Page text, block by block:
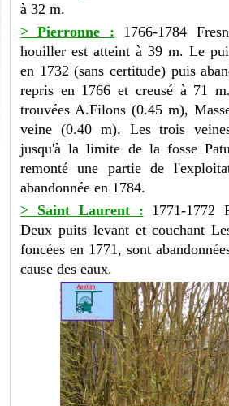
à 32 m.
> Pierronne : 1766-1784
houiller est atteint à 39 m. Le
en 1732 (sans certitude) puis
repris en 1766 et creusé à 71
trouvées A.Filons (0.45 m),
veine (0.40 m). Les trois
jusqu'à la limite de la fosse
remonté une partie de
abandonnée en 1784.
> Saint Laurent : 1771-1772
Deux puits levant et couchant
foncées en 1771, sont
cause des eaux.